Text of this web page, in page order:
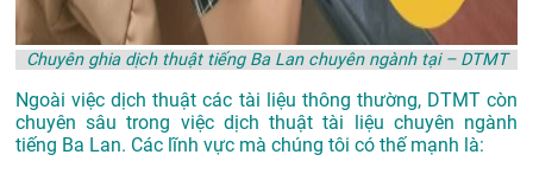
Chuyên ghia dịch thuật tiếng Ba Lan chuyên ngành tại – DTMT
Ngoài việc dịch thuật các tài liệu thông thường, DTMT còn
chuyên sâu trong việc dịch thuật tài liệu chuyên ngành
tiếng Ba Lan. Các lĩnh vực mà chúng tôi có thế mạnh là: